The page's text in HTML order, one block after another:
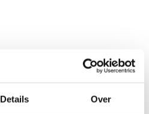
Details Over